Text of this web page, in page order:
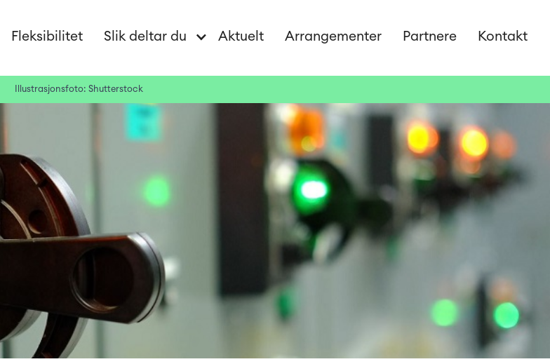
Fleksibilitet Slik deltar du Aktuelt Arrangementer Partnere Kontakt
Illustrasjonsfoto: Shutterstock